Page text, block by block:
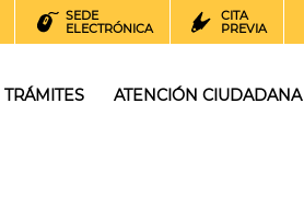
SEDE
ELECTRÓNICA
CITA
PREVIA
TRÁMITES ATENCIÓN CIUDADANA